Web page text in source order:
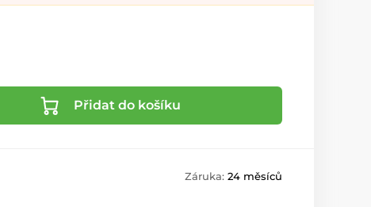
Přidat do košíku
Záruka: 24 měsíců